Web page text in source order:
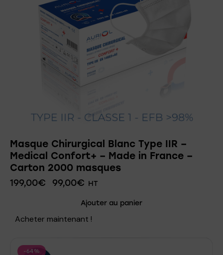
Masque Chirurgical Blanc Type IIR –
Medical Confort+ – Made in France –
Carton 2000 masques
199,00€ 99,00€ HT
Ajouter au panier
Acheter maintenant !
-64%